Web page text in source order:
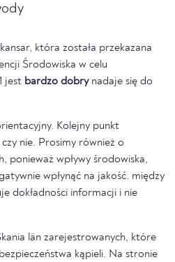
która została przekazana
Środowiska w celu
jest bardzo dobrynadaje się do
Kolejny punkt
nie. Prosimy również o
ponieważ wpływy środowiska,
wpłynąć na jakość. między
dokładności informacji i nie
län zarejestrowanych, które
kąpieli. Na stronie